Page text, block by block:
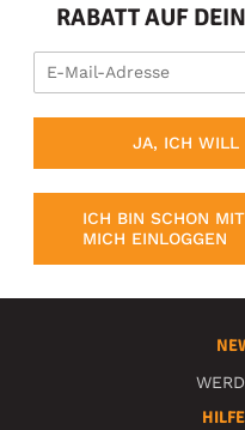
RABATT AUF
JA, ICH WILL
ICH BIN SCHON
MICH EINLOGGEN